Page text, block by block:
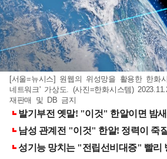
[서울=뉴시스] 원웹의 위성망을 활용한 한화
네트워크' 가상도. (사진=한화시스템)
재판매 및 DB 금지